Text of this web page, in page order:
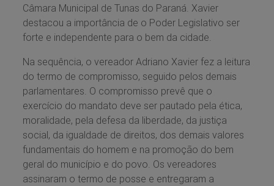
Câmara Municipal de Tunas do Paraná. Xavier
destacou a importância de o Poder Legislativo ser
forte e independente para o bem da cidade.
Na sequência, o vereador Adriano Xavier fez a leitura
do termo de compromisso, seguido pelos demais
parlamentares. O compromisso prevê que o
exercício do mandato deve ser pautado pela ética,
moralidade, pela defesa da liberdade, da justiça
social, da igualdade de direitos, dos demais valores
fundamentais do homem e na promoção do bem
geral do município e do povo. Os vereadores
assinaram o termo de posse e entregaram a